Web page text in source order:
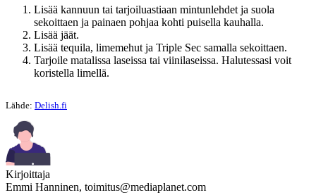
Lisää kannuun tai tarjoiluastiaan mintunlehdet ja suola
sekoittaen ja painaen pohjaa kohti puisella kauhalla.
Lisää jäät.
Lisää tequila, limemehut ja Triple Sec samalla sekoittaen.
Tarjoile matalissa laseissa tai viinilaseissa. Halutessasi voit
koristella limellä.
Lähde: Delish.fi
Kirjoittaja
Emmi Hanninen, toimitus@mediaplanet.com